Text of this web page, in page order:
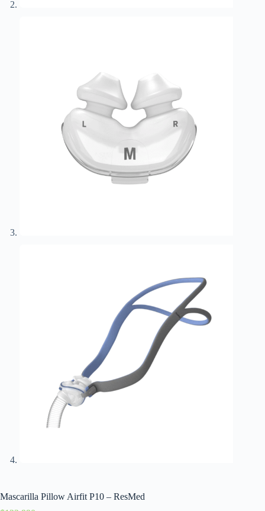
Mascarilla Pillow Airfit P10 – ResMed